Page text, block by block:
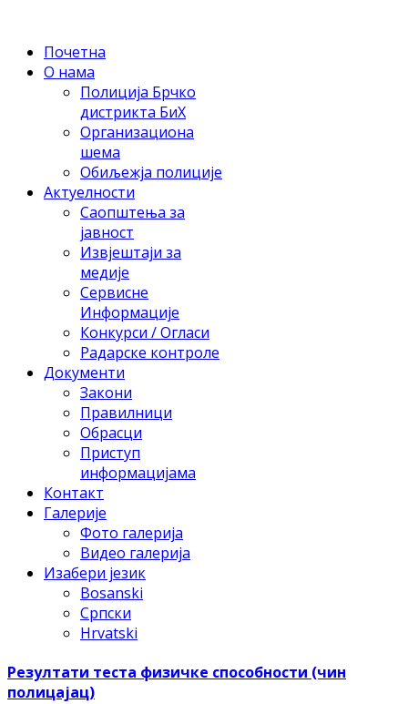
Почетна
О нама
Полиција Брчко
дистрикта БиХ
Организациона
шема
Обиљежја полиције
Актуелности
Саопштења за
јавност
Извјештаји за
медије
Сервисне
Информације
Конкурси / Огласи
Радарске контроле
Документи
Закони
Правилници
Обрасци
Приступ
информацијама
Контакт
Галерије
Фото галерија
Видео галерија
Изабери језик
Bosanski
Српски
Hrvatski
Резултати теста физичке способности (чин
полицајац)